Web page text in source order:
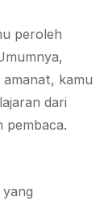
peroleh
kamu
dari
pembaca.